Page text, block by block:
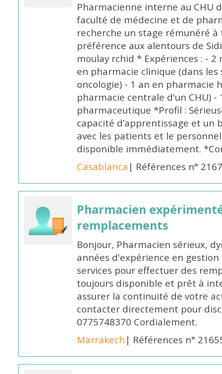
Pharmacienne interne au CHU
faculté de médecine et de
recherche un stage rémunéré
préférence aux alentours de
moulay rchid * Expériences : -
en pharmacie clinique (dans les
oncologie) - 1 an en pharmacie
pharmacie centrale d'un CHU)
pharmaceutique *Profil :
capacité d’apprentissage et un
avec les patients et le
disponible immédiatement.
Casablanca | Références n°
Pharmacien
remplacements
Bonjour, Pharmacien sérieux,
années d'expérience en
services pour effectuer des
toujours disponible et prêt à
assurer la continuité de votre
contacter directement pour
0775748370 Cordialement.
Marrakech | Références n°